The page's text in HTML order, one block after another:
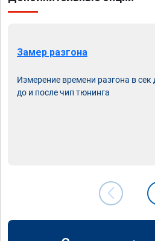
Замер разгона
Измерение времени разгона в
до и после чип тюнинга